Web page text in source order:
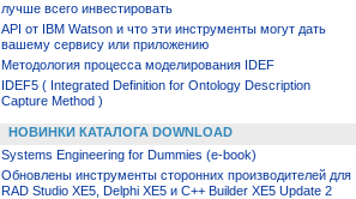
лучше всего инвестировать
API от IBM Watson и что эти инструменты могут дать
вашему сервису или приложению
Методология процесса моделирования IDEF
IDEF5 ( Integrated Definition for Ontology Description
Capture Method )
НОВИНКИ КАТАЛОГА DOWNLOAD
Systems Engineering for Dummies (e-book)
Обновлены инструменты сторонних производителей для
RAD Studio XE5, Delphi XE5 и C++ Builder XE5 Update 2